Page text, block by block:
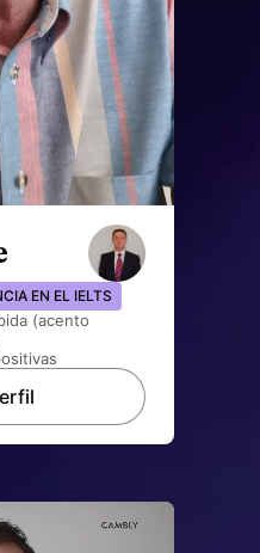
EN EL IELTS
(acento